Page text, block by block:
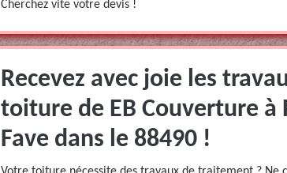
Cherchez vite votre devis !
Recevez avec joie les
toiture de EB Couverture à
Fave dans le 88490 !